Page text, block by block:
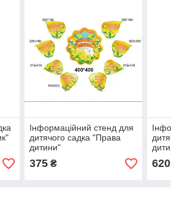
Інформаційний стенд для
дитячого садка "Права
дитини"
375₴ 620